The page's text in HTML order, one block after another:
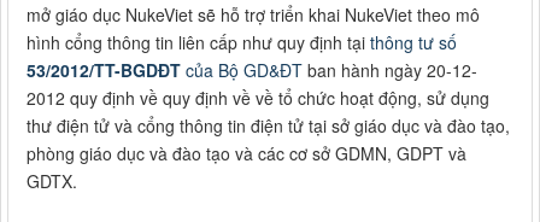
mở giáo dục NukeViet sẽ hỗ trợ triển khai NukeViet theo mô
hình cổng thông tin liên cấp như quy định tại thông tư số
53/2012/TT-BGDĐT của Bộ GD&ĐT ban hành ngày 20-12-
2012 quy định về quy định về về tổ chức hoạt động, sử dụng
thư điện tử và cổng thông tin điện tử tại sở giáo dục và đào tạo,
phòng giáo dục và đào tạo và các cơ sở GDMN, GDPT và
GDTX.